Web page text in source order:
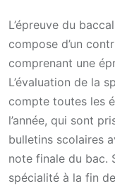
L’épreuve du
compose d’un
comprenant une
L’évaluation de la
compte toutes les
l’année, qui sont
bulletins scolaires
note finale du bac.
spécialité à la fin